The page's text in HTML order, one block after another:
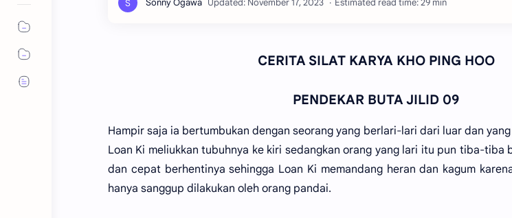
Estimated read time: 29 min
CERITA SILAT KARYA KHO PING HOO
PENDEKAR BUTA JILID 09
Hampir saja ia bertumbukan dengan seorang yang berlari-lari dari luar dan
Loan Ki meliukkan tubuhnya ke kiri sedangkan orang yang lari itu pun tiba-tiba
dan cepat berhentinya sehingga Loan Ki memandang heran dan kagum
hanya sanggup dilakukan oleh orang pandai.